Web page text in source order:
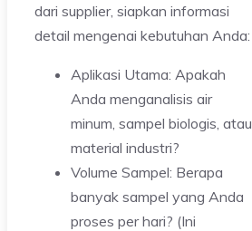
dari supplier, siapkan informasi
detail mengenai kebutuhan Anda:
Aplikasi Utama: Apakah
Anda menganalisis air
minum, sampel biologis, atau
material industri?
Volume Sampel: Berapa
banyak sampel yang Anda
proses per hari? (Ini